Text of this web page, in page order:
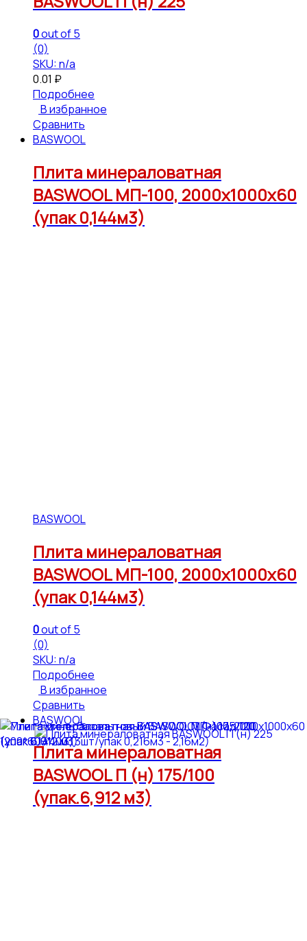
0out of 5
(0)
SKU: n/a
0.01 ₽
Подробнее
В избранное
Сравнить
BASWOOL
Плита минераловатная
BASWOOL МП-100, 2000х1000х60
(упак 0,144м3)
BASWOOL
Плита минераловатная
BASWOOL МП-100, 2000х1000х60
(упак 0,144м3)
0out of 5
(0)
SKU: n/a
Подробнее
В избранное
Сравнить
BASWOOL
Плита минераловатная
BASWOOL П (н) 175/100
(упак.6,912 м3)